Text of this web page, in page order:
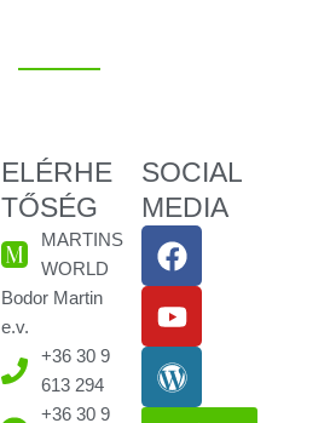
ELÉRHE
TŐSÉG
MARTINS
WORLD
Bodor Martin
e.v.
+36 30 9
613 294
+36 30 9
SOCIAL
MEDIA
F
a
c
e
b
o
Y
o
u
t
u
b
W
o
r
d
P
r